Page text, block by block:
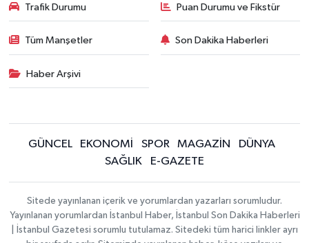
Trafik Durumu Puan Durumu ve Fikstür
Tüm Manşetler Son Dakika Haberleri
Haber Arşivi
GÜNCEL EKONOMİ SPOR MAGAZİN
DÜNYA
SAĞLIK
E-GAZETE
Sitede yayınlanan içerik ve yorumlardan yazarları sorumludur.
Yayınlanan yorumlardan İstanbul Haber, İstanbul Son Dakika Haberleri
| İstanbul Gazetesi sorumlu tutulamaz. Sitedeki tüm harici linkler ayrı